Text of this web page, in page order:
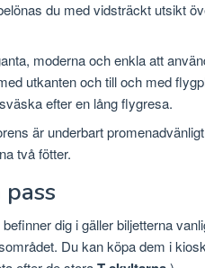
du med vidsträckt utsikt
moderna och enkla att
utkanten och till och med
efter en lång flygresa.
är underbart
två fötter.
dig i gäller biljetterna
Du kan köpa dem i